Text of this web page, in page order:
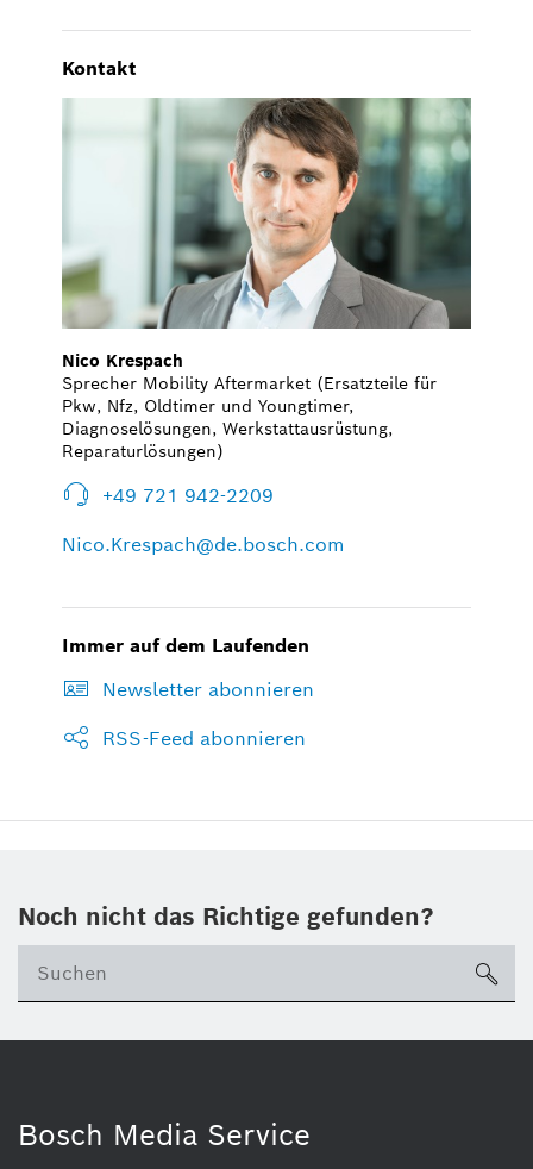
Kontakt
Nico Krespach
Sprecher Mobility Aftermarket (Ersatzteile für
Pkw, Nfz, Oldtimer und Youngtimer,
Diagnoselösungen, Werkstattausrüstung,
Reparaturlösungen)
+49 721 942-2209
Nico.Krespach@de.bosch.com
Immer auf dem Laufenden
Newsletter abonnieren
RSS-Feed abonnieren
Noch nicht das Richtige gefunden?
Bosch Media Service